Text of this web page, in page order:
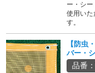
ー・シ
使用いた
す。
【防虫
バー・
品番